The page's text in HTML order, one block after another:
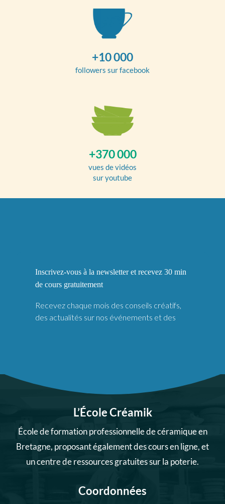
+10 000
followers sur facebook
+370 000
vues de vidéos
sur youtube
L’École Créamik
École de formation professionnelle de céramique en
Bretagne, proposant également des cours en ligne, et
un centre de ressources gratuites sur la poterie.
Coordonnées